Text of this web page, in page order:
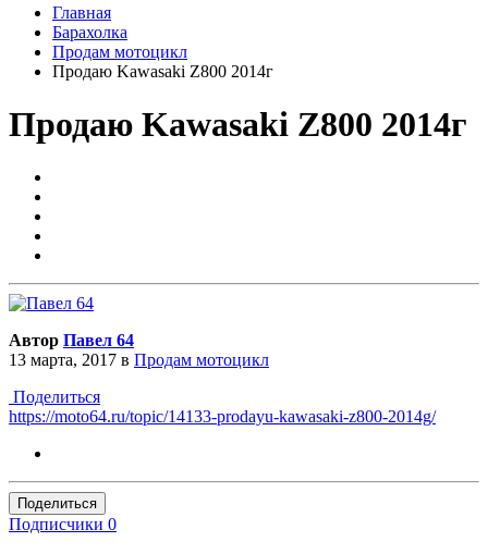
Главная
Барахолка
Продам мотоцикл
Продаю Kawasaki Z800 2014г
Продаю Kawasaki Z800 2014г
Автор Павел 64
13 марта, 2017 в Продам мотоцикл
Поделиться
https://moto64.ru/topic/14133-prodayu-kawasaki-z800-2014g/
Поделиться
Подписчики 0